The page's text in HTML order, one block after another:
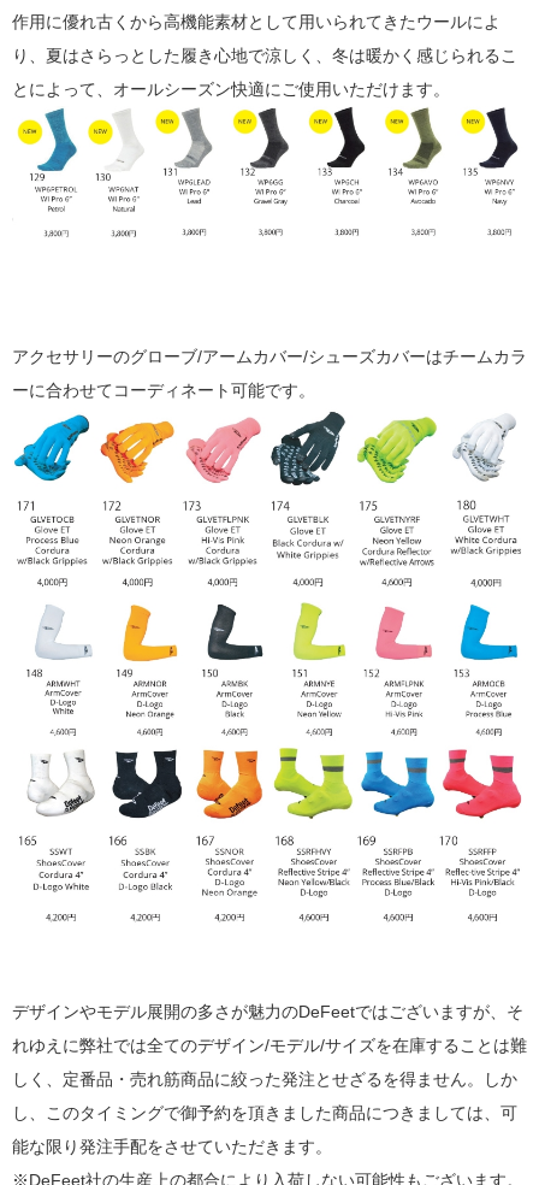
作用に優れ古くから高機能素材として用いられてきたウールによ
り、夏はさらっとした履き心地で涼しく、冬は暖かく感じられるこ
とによって、オールシーズン快適にご使用いただけます。
アクセサリーのグローブ/アームカバー/シューズカバーはチームカラ
ーに合わせてコーディネート可能です。
デザインやモデル展開の多さが魅力のDeFeetではございますが、そ
れゆえに弊社では全てのデザイン/モデル/サイズを在庫することは難
しく、定番品・売れ筋商品に絞った発注とせざるを得ません。しか
し、このタイミングで御予約を頂きました商品につきましては、可
能な限り発注手配をさせていただきます。
※DeFeet社の生産上の都合により入荷しない可能性もございます。